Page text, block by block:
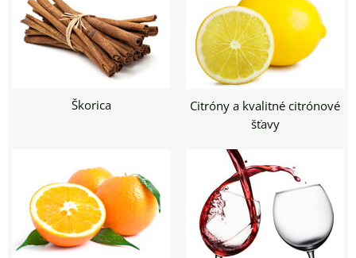
Škorica
Citróny a kvalitné citrónové
šťavy